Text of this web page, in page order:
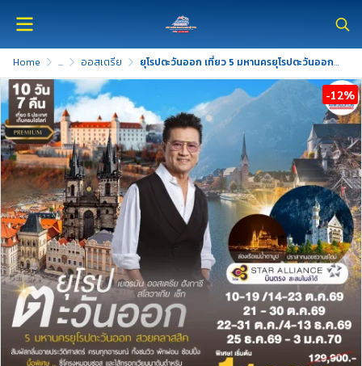
Home ... ออสเตรีย ยุโรปตะวันออก เที่ยว 5 มหานครยุโรปตะวันออก 10 วัน 7 คืน
-12%